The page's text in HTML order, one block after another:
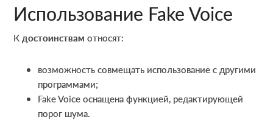
Использование Fake Voice
Кдостоинствам относят:
возможность совмещать использование с другими
программами;
Fake Voice оснащена функцией, редактирующей
порог шума.